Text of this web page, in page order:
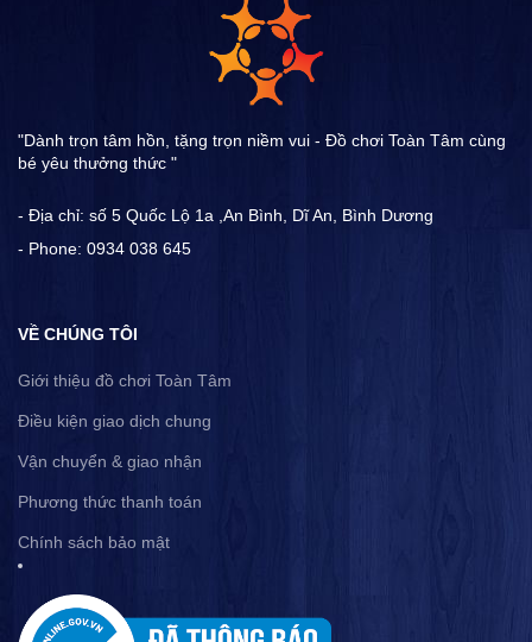
"Dành trọn tâm hồn, tặng trọn niềm vui - Đồ chơi Toàn Tâm cùng
bé yêu thưởng thức "
- Địa chỉ: số 5 Quốc Lộ 1a ,An Bình, Dĩ An, Bình Dương
- Phone: 0934 038 645
VỀ CHÚNG TÔI
Giới thiệu đồ chơi Toàn Tâm
Điều kiện giao dịch chung
Vận chuyển & giao nhận
Phương thức thanh toán
Chính sách bảo mật